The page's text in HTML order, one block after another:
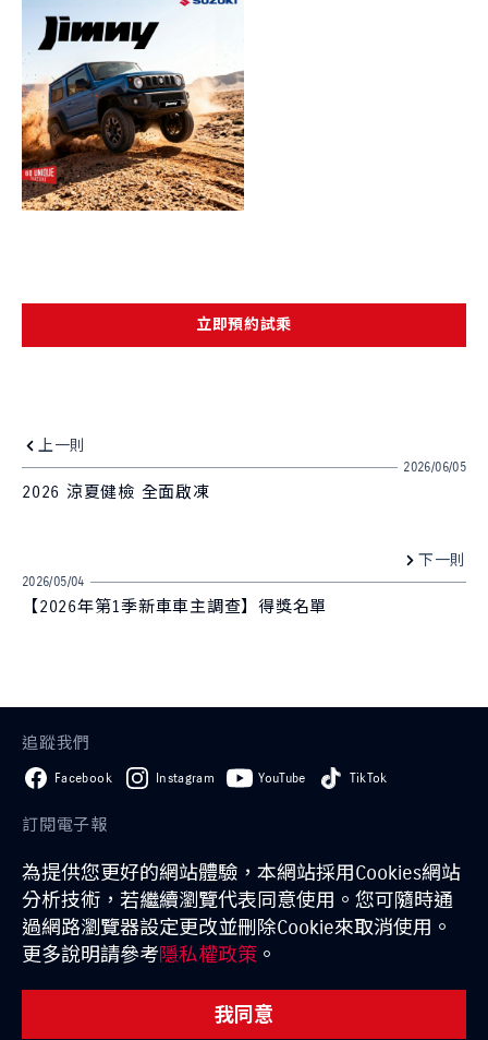
最新車訊
品牌新知
公告訊息
探索SUZUKI
車款特輯 研究開發
車主登入
立即預約試乘
上一則
2026/06/05
2026 涼夏健檢 全面啟凍
下一則
2026/05/04
【2026年第1季新車車主調查】得獎名單
追蹤我們
Facebook Instagram YouTube TikTok
訂閱電子報
訂閱
GLOBAL SUZUKI 日本鈴木 經銷商一覽
試乘條款
隱私權聲明
聯絡我們
TAIWAN SUZUKI Automobile Corp. All rights Reserved.
為提供您更好的網站體驗，本網站採用Cookies網站
分析技術，若繼續瀏覽代表同意使用。您可隨時通
過網路瀏覽器設定更改並刪除Cookie來取消使用。
更多說明請參考隱私權政策 。
我同意